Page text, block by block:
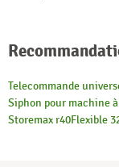
Telecommande
Siphon pour machine
Storemax r40Flexible